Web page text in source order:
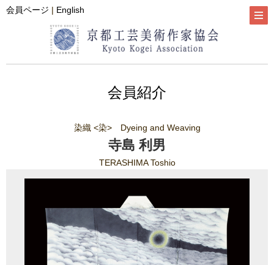
会員ページ | English
会員紹介
染織 <染> Dyeing and Weaving
寺島 利男
TERASHIMA Toshio